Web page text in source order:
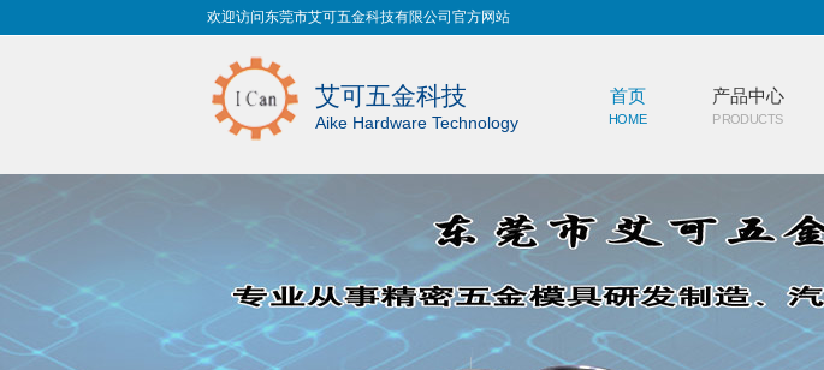
欢迎访问东莞市艾可五金科技有限公司官方网站
艾可五金科技
Aike Hardware Technology
首页
HOME
产品中心
PRODUCTS